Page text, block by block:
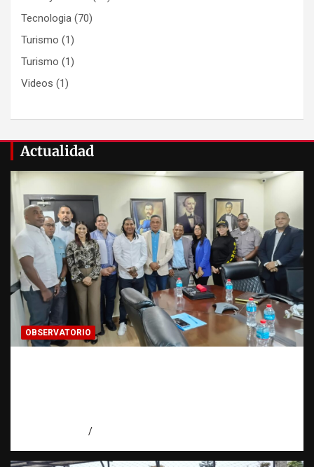
Tecnologia (70)
Turismo (1)
Turismo (1)
Videos (1)
Actualidad
OBSERVATORIO